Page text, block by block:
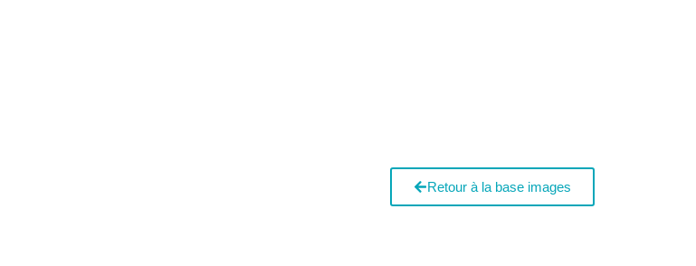
Retour à la base images